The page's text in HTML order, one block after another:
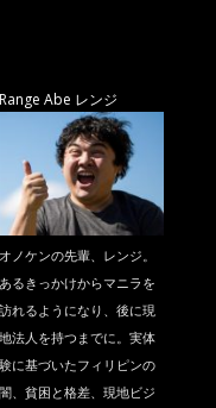
Range Abe レンジ
オノケンの先輩、レンジ。
あるきっかけからマニラを
訪れるようになり、後に現
地法人を持つまでに。実体
験に基づいたフィリピンの
闇、貧困と格差、現地ビジ